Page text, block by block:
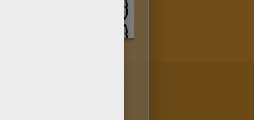
hora no